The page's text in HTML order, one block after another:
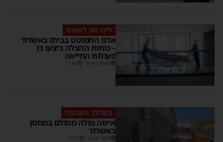
ליבו שב לפעום
אדם התמוטט בביתו באשדוד
– כוחות ההצלה ביצעו בו
פעולות החייאה
מנחם דויטש 17:35
במהלך העבודה
אישה נפלה מסולם במחסן
באשדוד
משה קאהן 17:31